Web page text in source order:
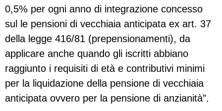
0,5% per ogni anno di integrazione concesso
sul le pensioni di vecchiaia anticipata ex art. 37
della legge 416/81 (prepensionamenti), da
applicare anche quando gli iscritti abbiano
raggiunto i requisiti di età e contributivi minimi
per la liquidazione della pensione di vecchiaia
anticipata ovvero per la pensione di anzianità”.